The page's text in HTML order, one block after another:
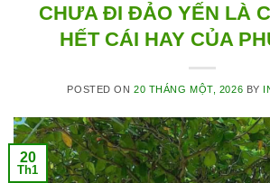
CHƯA ĐI ĐẢO YẾN LÀ
HẾT CÁI HAY CỦA
POSTED ON20 THÁNG MỘT, 2026 BY
20
Th1